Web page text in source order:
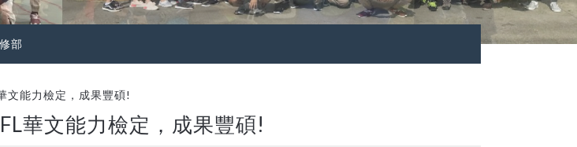
部
文能力檢定，成果豐碩!
華文能力檢定，成果豐碩!